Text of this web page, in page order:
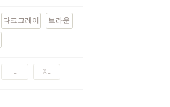
다크그레이
브라운
L XL